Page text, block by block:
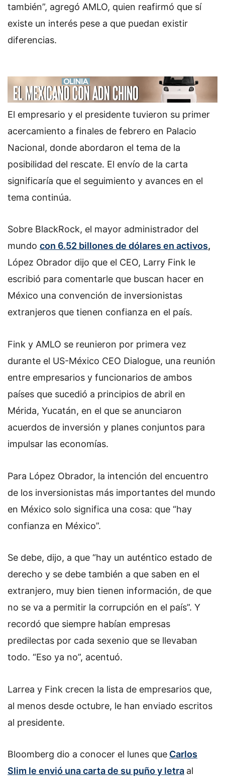
también”, agregó AMLO, quien reafirmó que sí
existe un interés pese a que puedan existir
diferencias.
El empresario y el presidente tuvieron su primer
acercamiento a finales de febrero en Palacio
Nacional, donde abordaron el tema de la
posibilidad del rescate. El envío de la carta
significaría que el seguimiento y avances en el
tema continúa.
Sobre BlackRock, el mayor administrador del
mundo con 6.52 billones de dólares en activos,
López Obrador dijo que el CEO, Larry Fink le
escribió para comentarle que buscan hacer en
México una convención de inversionistas
extranjeros que tienen confianza en el país.
Fink y AMLO se reunieron por primera vez
durante el US-México CEO Dialogue, una reunión
entre empresarios y funcionarios de ambos
países que sucedió a principios de abril en
Mérida, Yucatán, en el que se anunciaron
acuerdos de inversión y planes conjuntos para
impulsar las economías.
Para López Obrador, la intención del encuentro
de los inversionistas más importantes del mundo
en México solo significa una cosa: que “hay
confianza en México”.
Se debe, dijo, a que “hay un auténtico estado de
derecho y se debe también a que saben en el
extranjero, muy bien tienen información, de que
no se va a permitir la corrupción en el país”. Y
recordó que siempre habían empresas
predilectas por cada sexenio que se llevaban
todo. “Eso ya no”, acentuó.
Larrea y Fink crecen la lista de empresarios que,
al menos desde octubre, le han enviado escritos
al presidente.
Bloomberg dio a conocer el lunes que Carlos
Slim le envió una carta de su puño y letra al